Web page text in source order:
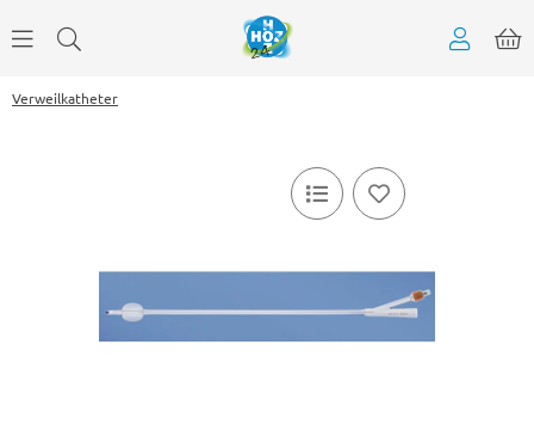
Verweilkatheter